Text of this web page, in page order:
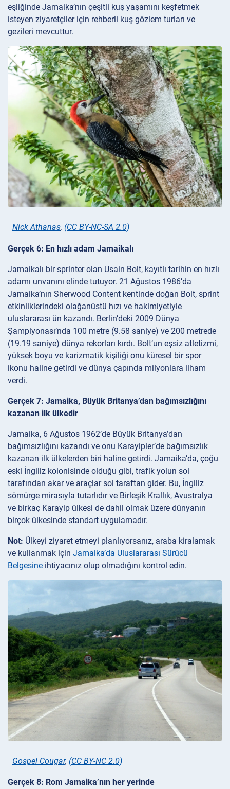
eşliğinde Jamaika’nın çeşitli kuş yaşamını keşfetmek
isteyen ziyaretçiler için rehberli kuş gözlem turları ve
gezileri mevcuttur.
Nick Athanas, (CC BY-NC-SA 2.0)
Gerçek 6: En hızlı adam Jamaikalı
Jamaikalı bir sprinter olan Usain Bolt, kayıtlı tarihin en hızlı
adamı unvanını elinde tutuyor. 21 Ağustos 1986’da
Jamaika’nın Sherwood Content kentinde doğan Bolt, sprint
etkinliklerindeki olağanüstü hızı ve hakimiyetiyle
uluslararası ün kazandı. Berlin’deki 2009 Dünya
Şampiyonası’nda 100 metre (9.58 saniye) ve 200 metrede
(19.19 saniye) dünya rekorları kırdı. Bolt’un eşsiz atletizmi,
yüksek boyu ve karizmatik kişiliği onu küresel bir spor
ikonu haline getirdi ve dünya çapında milyonlara ilham
verdi.
Gerçek 7: Jamaika, Büyük Britanya’dan bağımsızlığını
kazanan ilk ülkedir
Jamaika, 6 Ağustos 1962’de Büyük Britanya’dan
bağımsızlığını kazandı ve onu Karayipler’de bağımsızlık
kazanan ilk ülkelerden biri haline getirdi. Jamaika’da, çoğu
eski İngiliz kolonisinde olduğu gibi, trafik yolun sol
tarafından akar ve araçlar sol taraftan gider. Bu, İngiliz
sömürge mirasıyla tutarlıdır ve Birleşik Krallık, Avustralya
ve birkaç Karayip ülkesi de dahil olmak üzere dünyanın
birçok ülkesinde standart uygulamadır.
Not: Ülkeyi ziyaret etmeyi planlıyorsanız, araba kiralamak
ve kullanmak için Jamaika’da Uluslararası Sürücü
Belgesine ihtiyacınız olup olmadığını kontrol edin.
Gospel Cougar, (CC BY-NC 2.0)
Gerçek 8: Rom Jamaika’nın her yerinde